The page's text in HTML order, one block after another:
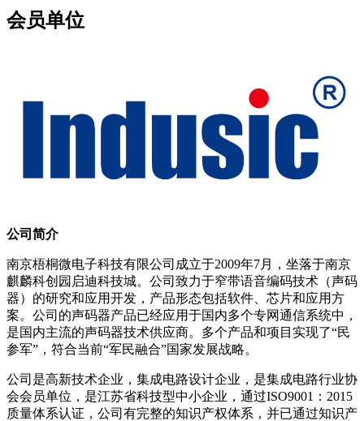
会员单位
公司简介
南京梧桐微电子科技有限公司成立于2009年7月，坐落于南京
麒麟科创园启迪科技城。公司致力于窄带语音编码技术（声码
器）的研究和应用开发，产品形态包括软件、芯片和应用方
案。公司的声码器产品已经应用于国内多个专网通信系统中，
是国内主流的声码器技术供应商。多个产品和项目实现了“民
参军”，符合当前“军民融合”国家发展战略。
公司是高新技术企业，集成电路设计企业，是集成电路行业协
会会员单位，是江苏省科技型中小企业，通过ISO9001：2015
质量体系认证，公司有完整的知识产权体系，并已通过知识产